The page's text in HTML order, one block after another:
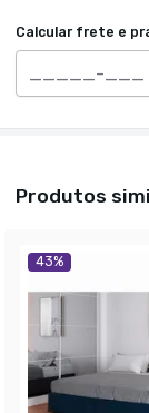
Calcular frete e
Produtos
43%